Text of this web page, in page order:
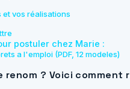
et vos réalisations
postuler chez Marie :
a l'emploi (PDF, 12 modeles)
renom ? Voici